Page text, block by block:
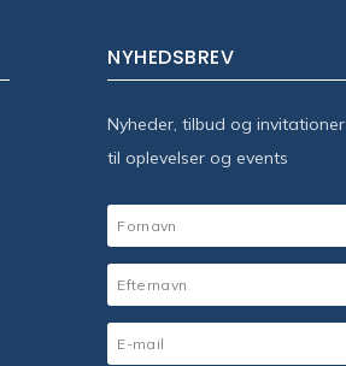
NYHEDSBREV
Nyheder, tilbud og invitationer
til oplevelser og events